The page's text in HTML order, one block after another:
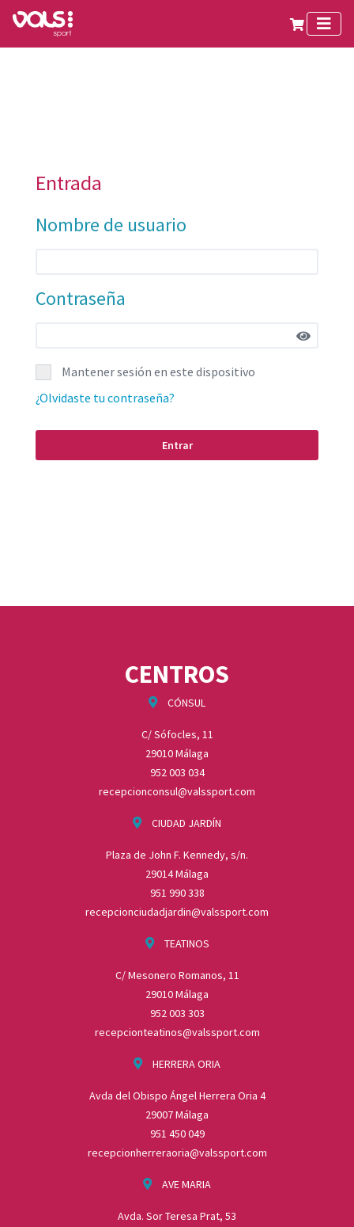
Entrada
Nombre de usuario
Contraseña
Mantener sesión en este dispositivo
¿Olvidaste tu contraseña?
CENTROS
CÓNSUL
C/ Sófocles, 11
29010 Málaga
952 003 034
recepcionconsul@valssport.com
CIUDAD JARDÍN
Plaza de John F. Kennedy, s/n.
29014 Málaga
951 990 338
recepcionciudadjardin@valssport.com
TEATINOS
C/ Mesonero Romanos, 11
29010 Málaga
952 003 303
recepcionteatinos@valssport.com
HERRERA ORIA
Avda del Obispo Ángel Herrera Oria 4
29007 Málaga
951 450 049
recepcionherreraoria@valssport.com
AVE MARIA
Avda. Sor Teresa Prat, 53